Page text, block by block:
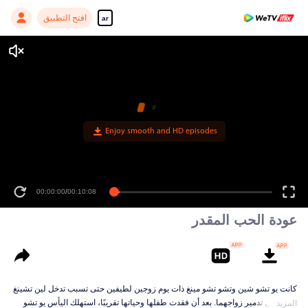
ar افتح التطبيق
Enjoy smooth and HD episodes
00:00:00/00:10:08
عودة الحب المقدر
كانت يو تشو شين وتشو تشو مينغ ذات يوم زوجين لطيفين حتى تسبب تدخل لين تشينغ
تشينغ في تدمير زواجهما. بعد أن فقدت طفلها وحياتها تقريبًا، استهلك اليأس يو تشو
المزيد